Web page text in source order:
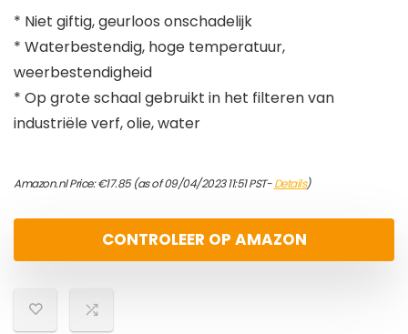
* Niet giftig, geurloos onschadelijk
* Waterbestendig, hoge temperatuur,
weerbestendigheid
* Op grote schaal gebruikt in het filteren van
industriële verf, olie, water
Amazon.nl Price:€17.85(as of 09/04/2023 11:51 PST-Details)
CONTROLEER OP AMAZON